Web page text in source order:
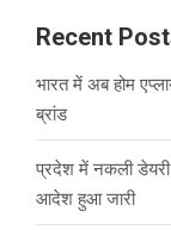
c
Recent
भारत में अब होम
ब्रांड
प्रदेश में नकली डेयरी
आदेश हुआ जारी